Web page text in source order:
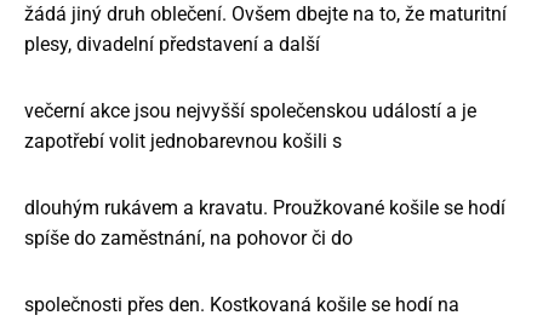
žádá jiný druh oblečení. Ovšem dbejte na to, že maturitní
plesy, divadelní představení a další
večerní akce jsou nejvyšší společenskou událostí a je
zapotřebí volit jednobarevnou košili s
dlouhým rukávem a kravatu. Proužkované košile se hodí
spíše do zaměstnání, na pohovor či do
společnosti přes den. Kostkovaná košile se hodí na